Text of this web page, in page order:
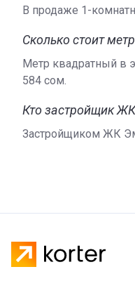
В продаже 1-
Сколько стоит
Метр квадратный в
584 сом.
Кто застройщик
Застройщиком ЖК